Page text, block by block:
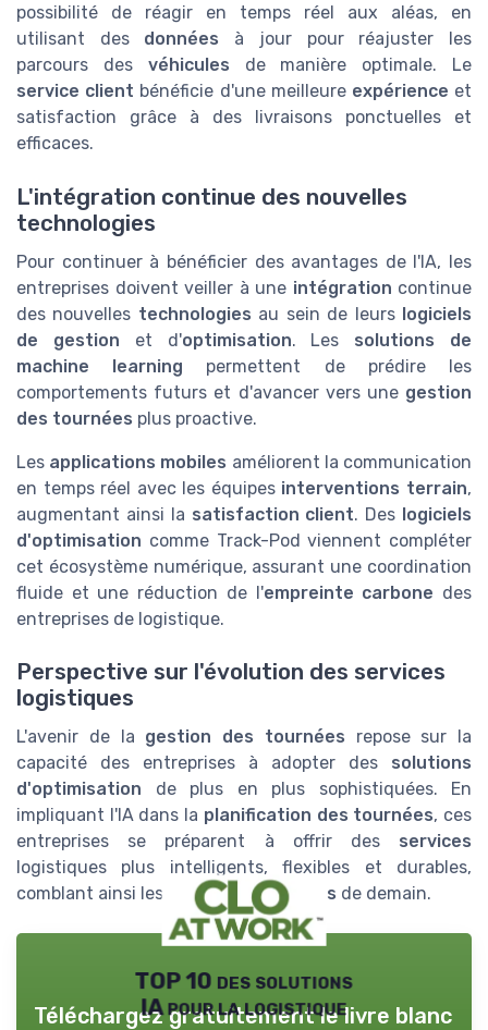
possibilité de réagir en temps réel aux aléas, en
utilisant des données à jour pour réajuster les
parcours des véhicules de manière optimale. Le
service client bénéficie d'une meilleure expérience et
satisfaction grâce à des livraisons ponctuelles et
efficaces.
L'intégration continue des nouvelles
technologies
Pour continuer à bénéficier des avantages de l'IA, les
entreprises doivent veiller à une intégration continue
des nouvelles technologies au sein de leurs logiciels
de gestion et d'optimisation. Les solutions de
machine learning permettent de prédire les
comportements futurs et d'avancer vers une gestion
des tournées plus proactive.
Les applications mobiles améliorent la communication
en temps réel avec les équipes interventions terrain,
augmentant ainsi la satisfaction client. Des logiciels
d'optimisation comme Track-Pod viennent compléter
cet écosystème numérique, assurant une coordination
fluide et une réduction de l'empreinte carbone des
entreprises de logistique.
Perspective sur l'évolution des services
logistiques
L'avenir de la gestion des tournées repose sur la
capacité des entreprises à adopter des solutions
d'optimisation de plus en plus sophistiquées. En
impliquant l'IA dans la planification des tournées, ces
entreprises se préparent à offrir des services
logistiques plus intelligents, flexibles et durables,
comblant ainsi les attentes desclients de demain.
TOP 10 des solutions
IA pour la logistique
Téléchargez gratuitement le livre blanc